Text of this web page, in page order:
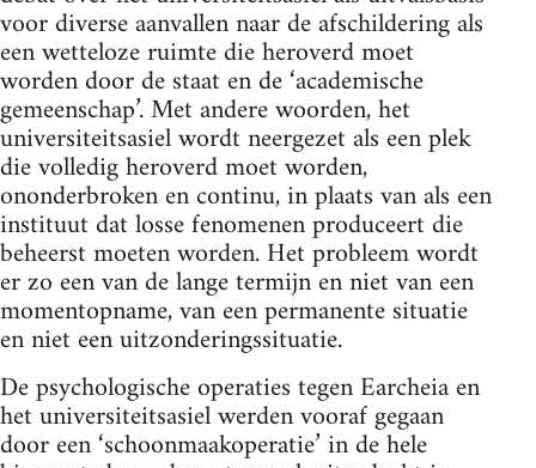
voor diverse aanvallen naar de afschildering als
een wetteloze ruimte die heroverd moet
worden door de staat en de ‘academische
gemeenschap’. Met andere woorden, het
universiteitsasiel wordt neergezet als een plek
die volledig heroverd moet worden,
ononderbroken en continu, in plaats van als een
instituut dat losse fenomenen produceert die
beheerst moeten worden. Het probleem wordt
er zo een van de lange termijn en niet van een
momentopname, van een permanente situatie
en niet een uitzonderingssituatie.
De psychologische operaties tegen Earcheia en
het universiteitsasiel werden vooraf gegaan
door een ‘schoonmaakoperatie’ in de hele